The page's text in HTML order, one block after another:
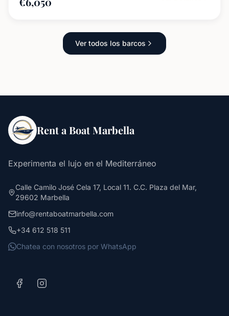
Ver todos los barcos
Rent a Boat Marbella
Experimenta el lujo en el Mediterráneo
Calle Camilo José Cela 17, Local 11. C.C. Plaza del Mar,
29602 Marbella
info@rentaboatmarbella.com
+34 612 518 511
Chatea con nosotros por WhatsApp